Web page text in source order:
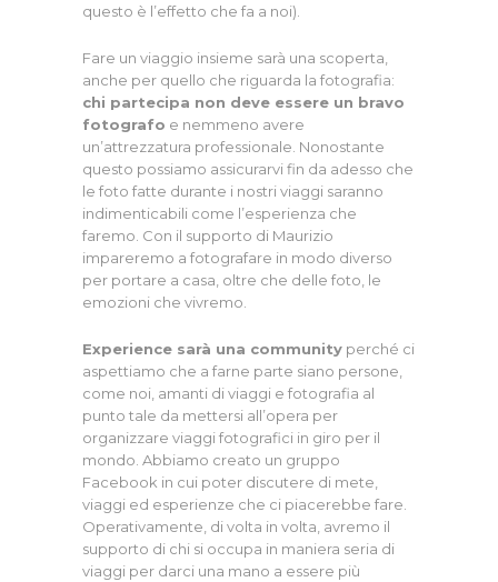
questo è l’effetto che fa a noi).
Fare un viaggio insieme sarà una scoperta,
anche per quello che riguarda la fotografia:
chi partecipa non deve essere un bravo
fotografo e nemmeno avere
un’attrezzatura professionale. Nonostante
questo possiamo assicurarvi fin da adesso che
le foto fatte durante i nostri viaggi saranno
indimenticabili come l’esperienza che
faremo. Con il supporto di Maurizio
impareremo a fotografare in modo diverso
per portare a casa, oltre che delle foto, le
emozioni che vivremo.
Experience sarà una community perché ci
aspettiamo che a farne parte siano persone,
come noi, amanti di viaggi e fotografia al
punto tale da mettersi all’opera per
organizzare viaggi fotografici in giro per il
mondo. Abbiamo creato un gruppo
Facebook in cui poter discutere di mete,
viaggi ed esperienze che ci piacerebbe fare.
Operativamente, di volta in volta, avremo il
supporto di chi si occupa in maniera seria di
viaggi per darci una mano a essere più